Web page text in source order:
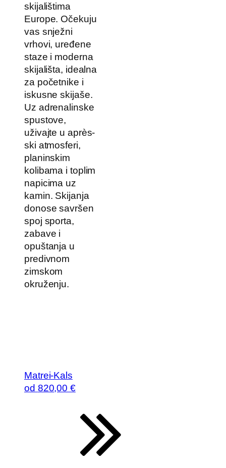
skijalištima
Europe. Očekuju
vas snježni
vrhovi, uređene
staze i moderna
skijališta, idealna
za početnike i
iskusne skijaše.
Uz adrenalinske
spustove,
uživajte u après-
ski atmosferi,
planinskim
kolibama i toplim
napicima uz
kamin. Skijanja
donose savršen
spoj sporta,
zabave i
opuštanja u
predivnom
zimskom
okruženju.
Matrei-Kals
od 820,00 €